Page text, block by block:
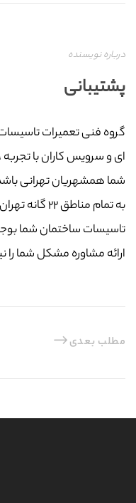
درباره نویسنده
پشتیبانی
گروه فنی تعمیرات
شما همشهریان تهرانی
به تمام
تاسیسات ساختمان شما
ارائه مشاوره مشکل شما را
مطلب بعدی